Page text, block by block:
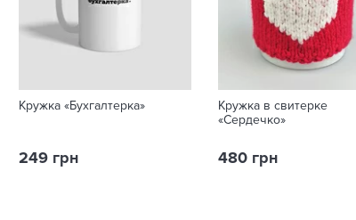
Кружка «Бухгалтерка»
249 грн
Кружка в свитерке
«Сердечко»
480 грн